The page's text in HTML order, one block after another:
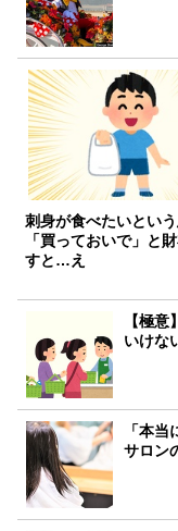
刺身が食べたいとい
「買っておいで」と
すと…え
【極
いけな
「本
サロン